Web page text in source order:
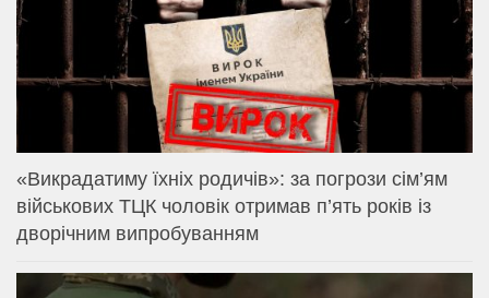
«Викрадатиму їхніх родичів»: за погрози сім’ям
військових ТЦК чоловік отримав п’ять років із
дворічним випробуванням